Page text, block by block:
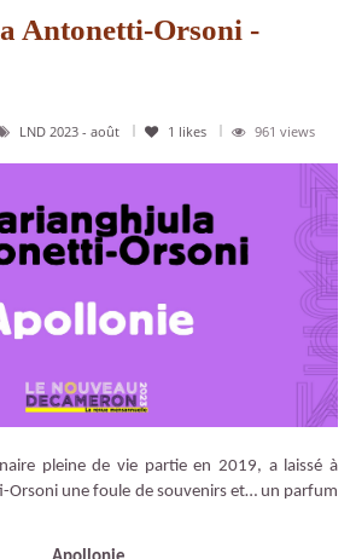
Antonetti-Orsoni -
LND 2023 - août 1 likes 961 views
pleine de vie partie en 2019, a laissé à
une foule de souvenirs et… un parfum